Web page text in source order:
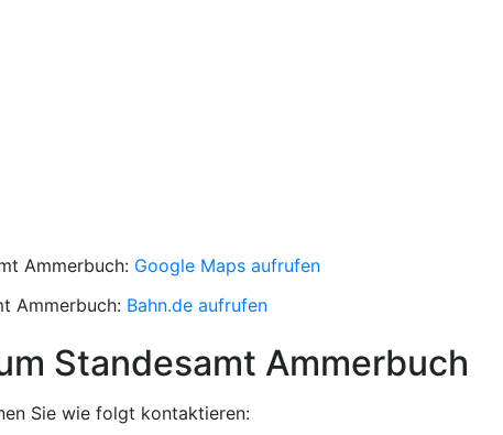
Ammerbuch: Google Maps aufrufen
Ammerbuch: Bahn.de aufrufen
Standesamt Ammerbuch
Sie wie folgt kontaktieren: